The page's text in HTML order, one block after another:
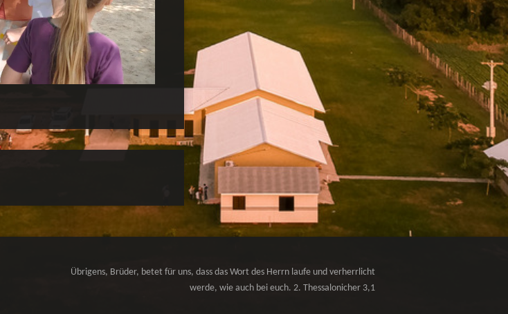
Übrigens, Brüder, betet für uns, dass das Wort des Herrn laufe und verherrlicht
werde, wie auch bei euch. 2. Thessalonicher 3,1